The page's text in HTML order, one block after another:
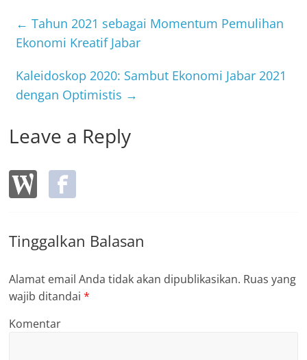
b
o
o
k
← Tahun 2021 sebagai Momentum Pemulihan
Ekonomi Kreatif Jabar
Kaleidoskop 2020: Sambut Ekonomi Jabar 2021
dengan Optimistis →
Leave a Reply
Tinggalkan Balasan
Alamat email Anda tidak akan dipublikasikan. Ruas yang
wajib ditandai*
Komentar